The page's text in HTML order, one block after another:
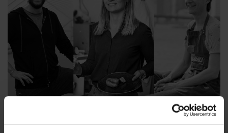
De Krekerij, Rival foods en Plantible op FD’s